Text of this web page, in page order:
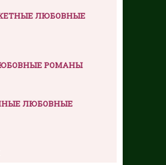
ЛЮБОВНЫЕ
РОМАНЫ
ЛЮБОВНЫЕ